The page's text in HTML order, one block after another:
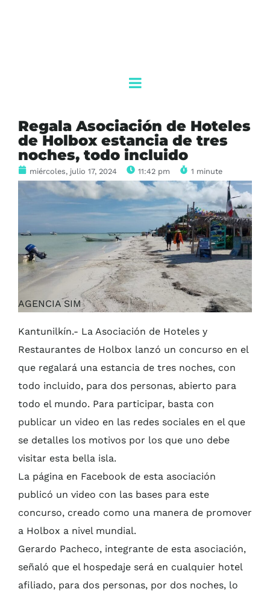
Regala Asociación de Hoteles
de Holbox estancia de tres
noches, todo incluido
miércoles, julio 17, 2024 11:42 pm 1 minute
AGENCIA SIM
Kantunilkín.- La Asociación de Hoteles y
Restaurantes de Holbox lanzó un concurso en el
que regalará una estancia de tres noches, con
todo incluido, para dos personas, abierto para
todo el mundo. Para participar, basta con
publicar un video en las redes sociales en el que
se detalles los motivos por los que uno debe
visitar esta bella isla.
La página en Facebook de esta asociación
publicó un video con las bases para este
concurso, creado como una manera de promover
a Holbox a nivel mundial.
Gerardo Pacheco, integrante de esta asociación,
señaló que el hospedaje será en cualquier hotel
afiliado, para dos personas, por dos noches, lo